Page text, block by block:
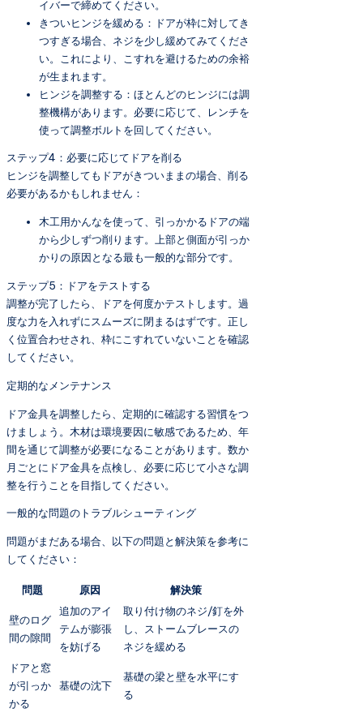
イバーで締めてください。
きついヒンジを緩める：ドアが枠に対してき
つすぎる場合、ネジを少し緩めてみてくださ
い。これにより、こすれを避けるための余裕
が生まれます。
ヒンジを調整する：ほとんどのヒンジには調
整機構があります。必要に応じて、レンチを
使って調整ボルトを回してください。
ステップ4：必要に応じてドアを削る
ヒンジを調整してもドアがきついままの場合、削る
必要があるかもしれません：
木工用かんなを使って、引っかかるドアの端
から少しずつ削ります。上部と側面が引っか
かりの原因となる最も一般的な部分です。
ステップ5：ドアをテストする
調整が完了したら、ドアを何度かテストします。過
度な力を入れずにスムーズに閉まるはずです。正し
く位置合わせされ、枠にこすれていないことを確認
してください。
定期的なメンテナンス
ドア金具を調整したら、定期的に確認する習慣をつ
けましょう。木材は環境要因に敏感であるため、年
間を通じて調整が必要になることがあります。数か
月ごとにドア金具を点検し、必要に応じて小さな調
整を行うことを目指してください。
一般的な問題のトラブルシューティング
問題がまだある場合、以下の問題と解決策を参考に
してください：
問題 原因 解決策
壁のログ
間の隙間
追加のアイ
テムが膨張
を妨げる
取り付け物のネジ/釘を外
し、ストームブレースの
ネジを緩める
ドアと窓
が引っか
かる
基礎の沈下
基礎の梁と壁を水平にす
る